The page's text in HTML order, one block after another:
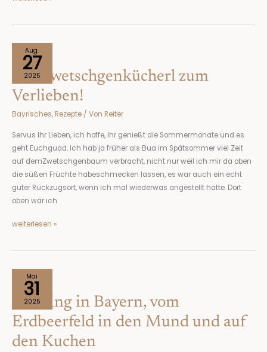
Aug.
27
2025
Ein Zwetschgenkücherl zum
Verlieben!
Bayrisches, Rezepte / Von Reiter
Servus Ihr Lieben, ich hoffe, Ihr genießt die Sommermonate und es
geht Euchguad. Ich hab ja früher als Bua im Spätsommer viel Zeit
auf demZwetschgenbaum verbracht, nicht nur weil ich mir da oben
die süßen Früchte habeschmecken lassen, es war auch ein echt
guter Rückzugsort, wenn ich mal wiederwas angestellt hatte. Dort
oben war ich
Zwetschgenkücherl
zum
Verlieben!
weiterlesen »
Mai
31
2025
Frühling in Bayern, vom
Erdbeerfeld in den Mund und auf
den Kuchen
Frühling
Bayern,
vom
Erdbeerfeld
in